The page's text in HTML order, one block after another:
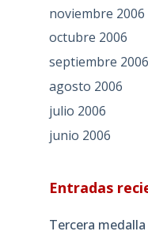
noviembre 2006
octubre 2006
septiembre 2006
agosto 2006
julio 2006
junio 2006
Entradas
Tercera